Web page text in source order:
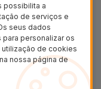
de uma
de um
Liquid Retina
uma grande
2020
possibilita a
de serviços e
seus dados
personalizar os
utilização de cookies
nossa página de